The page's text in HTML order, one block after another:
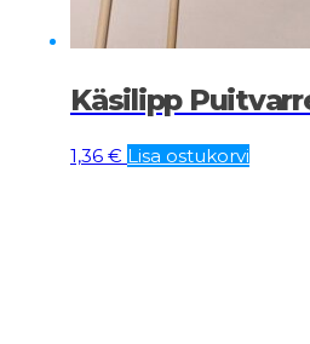
Käsilipp
1,36 € Lisa ostukorvi